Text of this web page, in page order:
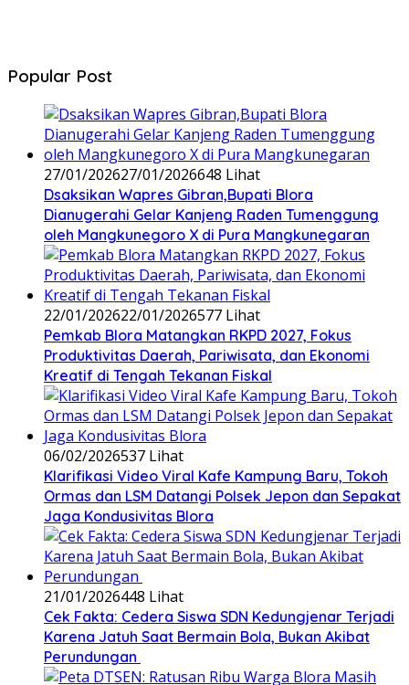
Popular Post
27/01/202627/01/2026648 Lihat
‎Dsaksikan Wapres Gibran,Bupati Blora
Dianugerahi Gelar Kanjeng Raden Tumenggung
oleh Mangkunegoro X di Pura Mangkunegaran
22/01/202622/01/2026577 Lihat
‎Pemkab Blora Matangkan RKPD 2027, Fokus
Produktivitas Daerah, Pariwisata, dan Ekonomi
Kreatif di Tengah Tekanan Fiskal
06/02/2026537 Lihat
‎Klarifikasi Video Viral Kafe Kampung Baru, Tokoh
Ormas dan LSM Datangi Polsek Jepon dan Sepakat
Jaga Kondusivitas Blora
21/01/2026448 Lihat
Cek Fakta: Cedera Siswa SDN Kedungjenar Terjadi
Karena Jatuh Saat Bermain Bola, Bukan Akibat
Perundungan ‎